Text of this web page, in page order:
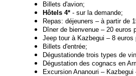
Billets d'avion;
Hôtels 4* - sur la demande;
Repas: déjeuners – à partir de
Dîner de bienvenue – 20 euros
Jeep tour à Kazbegui – 8 euros
Billets d'entrée;
Dégustationde trois types de
Dégustation des cognacs en
Excursion Ananouri – Kazbegui